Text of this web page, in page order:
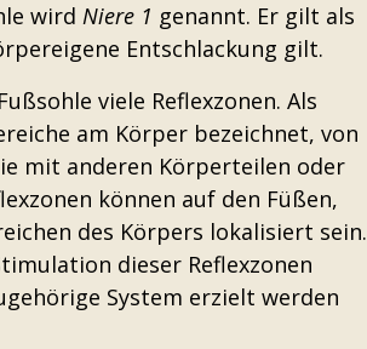
wird Niere 1 genannt. Er gilt als
Entschlackung gilt.
viele Reflexzonen. Als
am Körper bezeichnet, von
mit anderen Körperteilen oder
können auf den Füßen,
des Körpers lokalisiert sein.
dieser Reflexzonen
System erzielt werden